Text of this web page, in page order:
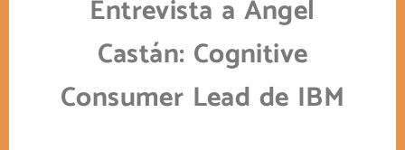
Entrevista a Ángel
Castán: Cognitive
Consumer Lead de IBM